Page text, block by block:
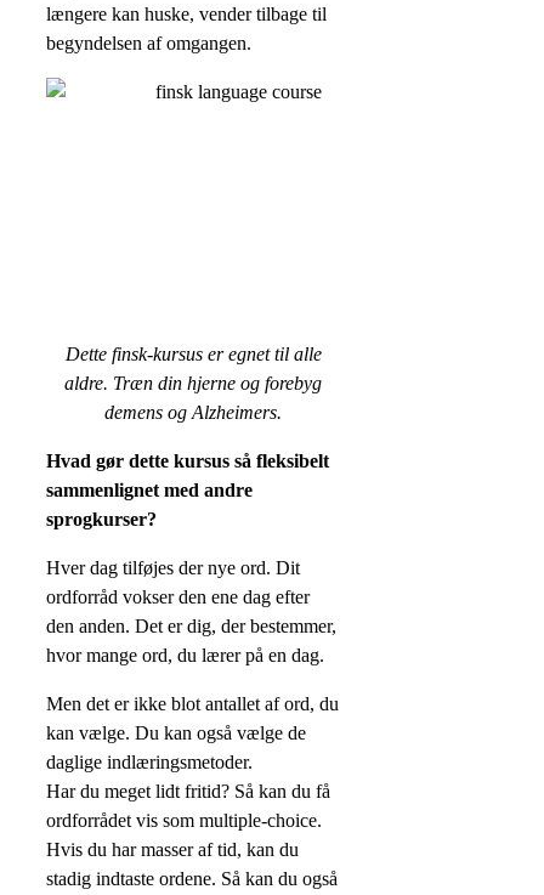
længere kan huske, vender tilbage til
begyndelsen af omgangen.
Dette finsk-kursus er egnet til alle
aldre. Træn din hjerne og forebyg
demens og Alzheimers.
Hvad gør dette kursus så fleksibelt
sammenlignet med andre
sprogkurser?
Hver dag tilføjes der nye ord. Dit
ordforråd vokser den ene dag efter
den anden. Det er dig, der bestemmer,
hvor mange ord, du lærer på en dag.
Men det er ikke blot antallet af ord, du
kan vælge. Du kan også vælge de
daglige indlæringsmetoder.
Har du meget lidt fritid? Så kan du få
ordforrådet vis som multiple-choice.
Hvis du har masser af tid, kan du
stadig indtaste ordene. Så kan du også